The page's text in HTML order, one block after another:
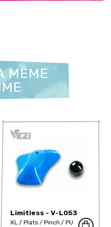
MÊME
Limitless - V-L053
XL Plats Pinch
PU